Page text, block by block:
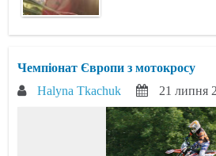
Чемпіонат Європи з мотокросу
Halyna Tkachuk 21 липня